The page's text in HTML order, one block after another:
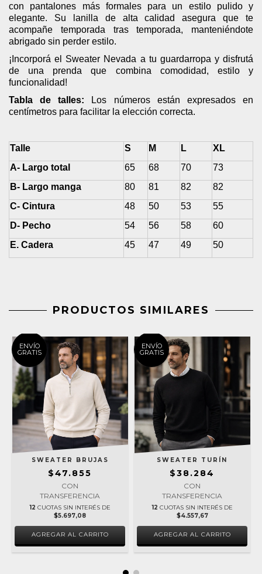
con pantalones más formales para un estilo pulido y
elegante. Su lanilla de alta calidad asegura que te
acompañe temporada tras temporada, manteniéndote
abrigado sin perder estilo.
¡Incorporá el Sweater Nevada a tu guardarropa y disfrutá
de una prenda que combina comodidad, estilo y
funcionalidad!
Tabla de talles: Los números están expresados en
centímetros para facilitar la elección correcta.
Talle S M L
XL
A- Largo total
65 68 70
73
B- Largo manga
80 81 82
82
C- Cintura
48 50 53
55
D- Pecho
54 56 58
60
E. Cadera
45 47 49 50
PRODUCTOS SIMILARES
ENVÍO
GRATIS
SWEATER BRUJAS
$47.855
CON
TRANSFERENCIA
12 CUOTAS SIN INTERÉS DE
$5.697,08
AGREGAR AL CARRITO
ENVÍO
GRATIS
SWEATER TURÍN
$38.284
CON
TRANSFERENCIA
12 CUOTAS SIN INTERÉS DE
$4.557,67
AGREGAR AL CARRITO